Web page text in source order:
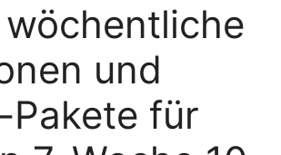
und
Pakete für